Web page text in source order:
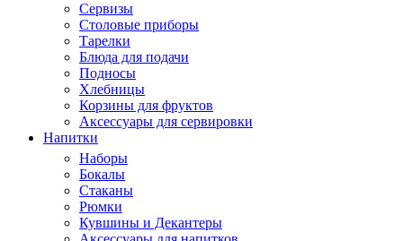
Сервизы
Столовые приборы
Тарелки
Блюда для подачи
Подносы
Хлебницы
Корзины для фруктов
Аксессуары для сервировки
Напитки
Наборы
Бокалы
Стаканы
Рюмки
Кувшины и Декантеры